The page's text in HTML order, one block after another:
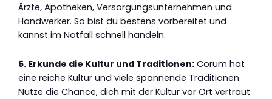
Ärzte, Apotheken, Versorgungsunternehmen und
Handwerker. So bist du bestens vorbereitet und
kannst im Notfall schnell handeln.
5. Erkunde die Kultur und Traditionen: Corum hat
eine reiche Kultur und viele spannende Traditionen.
Nutze die Chance, dich mit der Kultur vor Ort vertraut